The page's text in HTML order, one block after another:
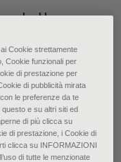
dalla
2022
di una
e
Cookie strettamente
Cookie funzionali per
di prestazione per
di pubblicità mirata
le preferenze da te
questo e su altri siti ed
di più clicca su
di prestazione, i Cookie di
clicca su INFORMAZIONI
di tutte le menzionate